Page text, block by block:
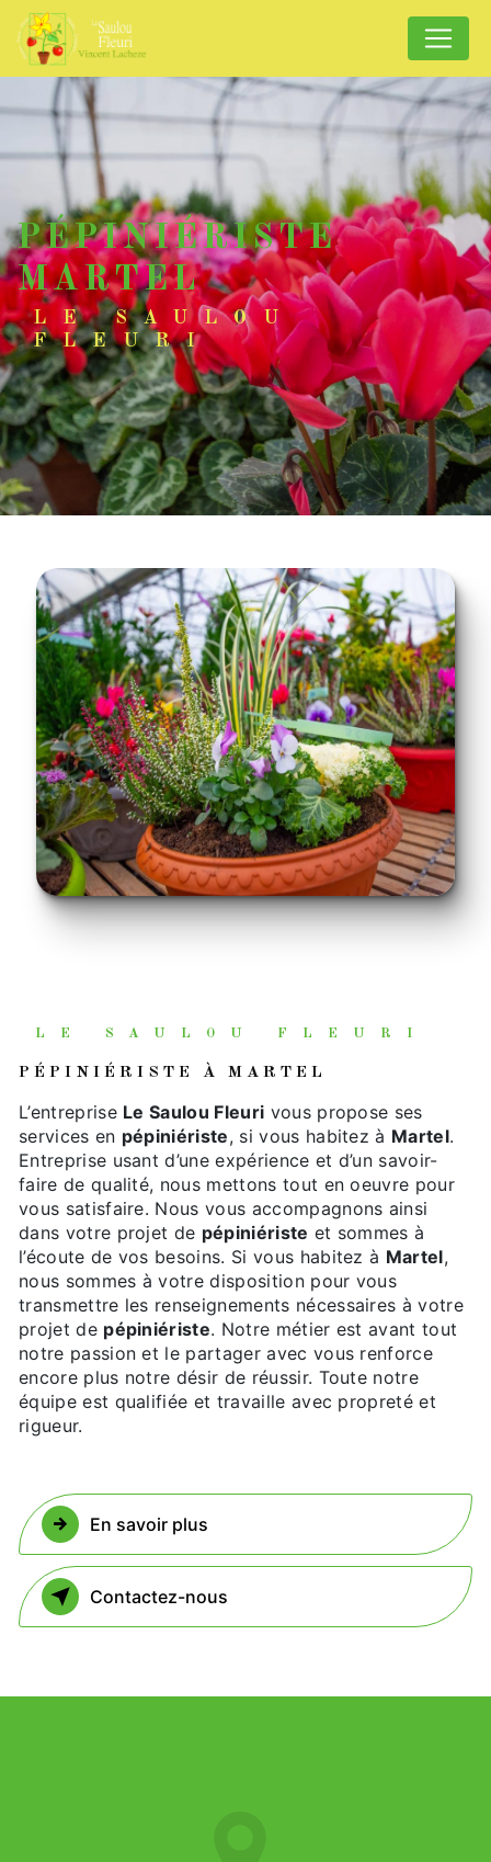
PÉPINIÉRISTE
MARTEL
LE SAULOU
FLEURI
LE SAULOU FLEURI
PÉPINIÉRISTE À MARTEL
L’entreprise Le Saulou Fleuri vous propose ses
services en pépiniériste, si vous habitez à Martel.
Entreprise usant d’une expérience et d’un savoir-
faire de qualité, nous mettons tout en oeuvre pour
vous satisfaire. Nous vous accompagnons ainsi
dans votre projet de pépiniériste et sommes à
l’écoute de vos besoins. Si vous habitez à Martel,
nous sommes à votre disposition pour vous
transmettre les renseignements nécessaires à votre
projet de pépiniériste. Notre métier est avant tout
notre passion et le partager avec vous renforce
encore plus notre désir de réussir. Toute notre
équipe est qualifiée et travaille avec propreté et
rigueur.
En savoir plus
Contactez-nous
Panneau de gestion des cookies